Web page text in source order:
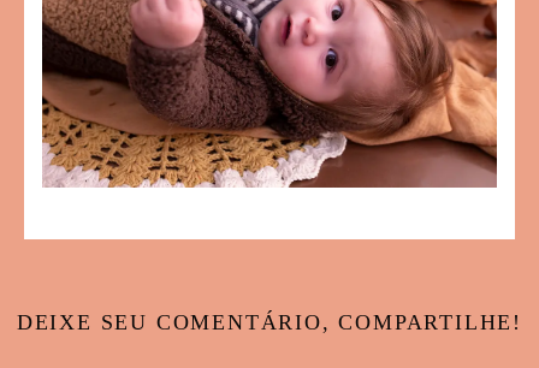
DEIXE SEU COMENTÁRIO, COMPARTILHE!